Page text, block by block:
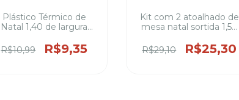
Plástico Térmico de
Natal 1,40 de largura
R$10,99
R$9,35
Kit com 2 atoalhado de
mesa natal sortida 1,50
poliéster 4,6 e 8 cadeiras
( varias estampas )
R$29,10 R$25,30